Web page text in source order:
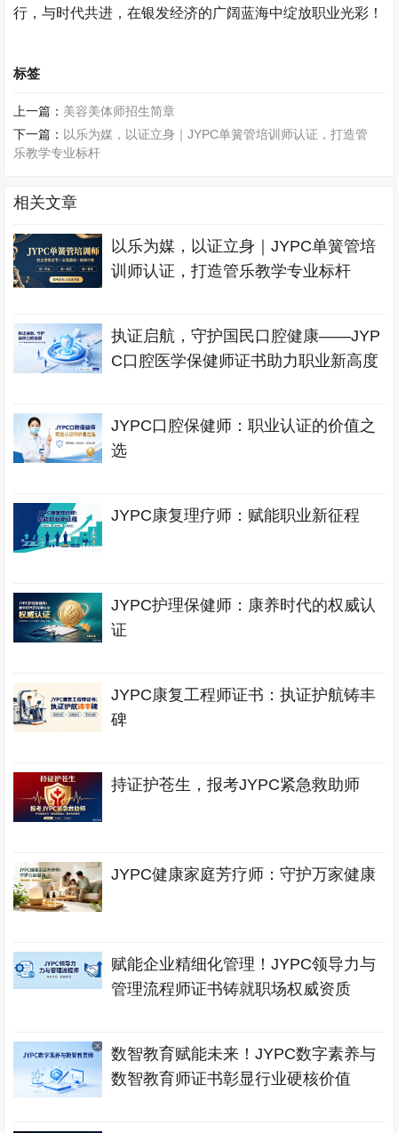
行，与时代共进，在银发经济的广阔蓝海中绽放职业光彩！​
标签
上一篇： 美容美体师招生简章
下一篇： 以乐为媒，以证立身｜JYPC单簧管培训师认证，打造管
乐教学专业标杆
相关文章
以乐为媒，以证立身｜JYPC单簧管培
训师认证，打造管乐教学专业标杆
执证启航，守护国民口腔健康——JYP
C口腔医学保健师证书助力职业新高度
JYPC口腔保健师：职业认证的价值之
选
JYPC康复理疗师：赋能职业新征程
JYPC护理保健师：康养时代的权威认
证
JYPC康复工程师证书：执证护航铸丰
碑
持证护苍生，报考JYPC紧急救助师
JYPC健康家庭芳疗师：守护万家健康
赋能企业精细化管理！JYPC领导力与
管理流程师证书铸就职场权威资质
数智教育赋能未来！JYPC数字素养与
数智教育师证书彰显行业硬核价值